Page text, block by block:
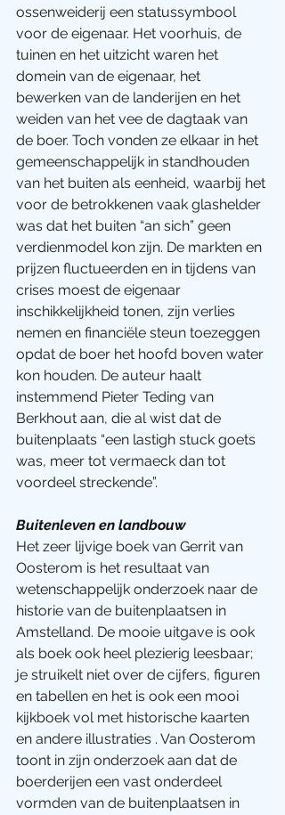
ossenweiderij een statussymbool
voor de eigenaar. Het voorhuis, de
tuinen en het uitzicht waren het
domein van de eigenaar, het
bewerken van de landerijen en het
weiden van het vee de dagtaak van
de boer. Toch vonden ze elkaar in het
gemeenschappelijk in standhouden
van het buiten als eenheid, waarbij het
voor de betrokkenen vaak glashelder
was dat het buiten “an sich” geen
verdienmodel kon zijn. De markten en
prijzen fluctueerden en in tijdens van
crises moest de eigenaar
inschikkelijkheid tonen, zijn verlies
nemen en financiële steun toezeggen
opdat de boer het hoofd boven water
kon houden. De auteur haalt
instemmend Pieter Teding van
Berkhout aan, die al wist dat de
buitenplaats “een lastigh stuck goets
was, meer tot vermaeck dan tot
voordeel streckende”.
Buitenleven en landbouw
Het zeer lijvige boek van Gerrit van
Oosterom is het resultaat van
wetenschappelijk onderzoek naar de
historie van de buitenplaatsen in
Amstelland. De mooie uitgave is ook
als boek ook heel plezierig leesbaar;
je struikelt niet over de cijfers, figuren
en tabellen en het is ook een mooi
kijkboek vol met historische kaarten
en andere illustraties . Van Oosterom
toont in zijn onderzoek aan dat de
boerderijen een vast onderdeel
vormden van de buitenplaatsen in